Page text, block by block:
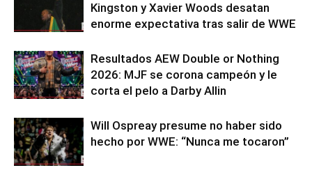
Kingston y Xavier Woods desatan
enorme expectativa tras salir de WWE
Resultados AEW Double or Nothing
2026: MJF se corona campeón y le
corta el pelo a Darby Allin
Will Ospreay presume no haber sido
hecho por WWE: “Nunca me tocaron”